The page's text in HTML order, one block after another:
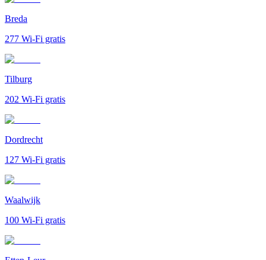
Breda
277 Wi-Fi gratis
Tilburg
202 Wi-Fi gratis
Dordrecht
127 Wi-Fi gratis
Waalwijk
100 Wi-Fi gratis